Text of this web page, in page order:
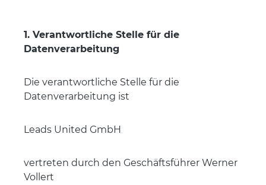
1. Verantwortliche Stelle für die
Datenverarbeitung
Die verantwortliche Stelle für die
Datenverarbeitung ist
Leads United GmbH
vertreten durch den Geschäftsführer Werner
Vollert